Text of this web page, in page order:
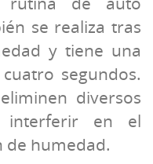
se realiza tras
y tiene una
segundos.
diversos
interferir en el
de humedad.